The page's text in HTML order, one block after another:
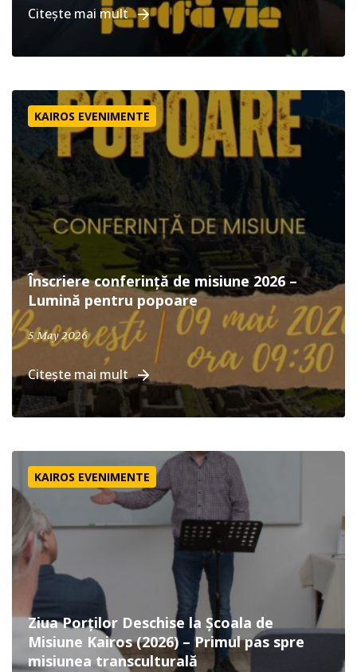
Citește mai mult
Înscriere conferință de misiune 2026 – Lumină pentru
Înscriere conferință de misiune 2026 –
Lumină pentru popoare
KAIROS EVENIMENTE
5 May 2026May 19, 2026
Citește mai mult
Ziua Porților Deschise la Școala de Misiune Kairos
Ziua Porților Deschise la Școala de
Misiune Kairos (2026) – Primul pas spre
misiunea transculturală
KAIROS EVENIMENTE